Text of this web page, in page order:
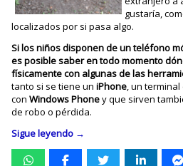
gustaría,
localizados por si pasa algo.
Si los niños disponen de un teléfono
es posible saber en todo momento
físicamente con algunas de las
tanto si se tiene uniPhone, un
conWindows Phoney que sirven
de robo o pérdida.
Sigue leyendo →